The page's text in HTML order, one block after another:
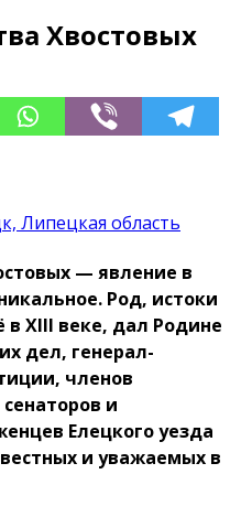
Хвостовых
Липецкая область
— явление в
Род, истоки
XIII веке, дал Родине
дел, генерал-
членов
и
Елецкого уезда
и уважаемых в